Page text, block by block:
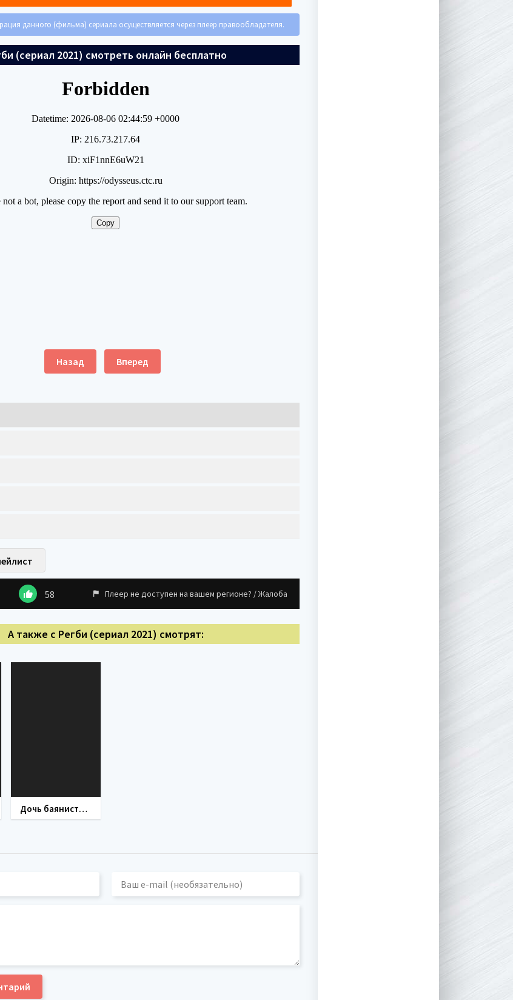
данного (фильма) сериала осуществляется через плеер правообладателя.
(сериал 2021) смотреть онлайн бесплатно
Назад Вперед
58 Плеер не доступен на вашем регионе? / Жалоба
А также с Регби (сериал 2021) смотрят:
Дочь баяниста (фильм 2012)